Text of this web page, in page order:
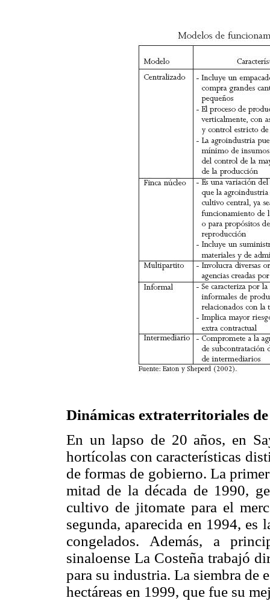
Dinámicas extraterritoriales
En un lapso de 20 años, en
hortícolas con características
de formas de gobierno. La
mitad de la década de 1990,
cultivo de jitomate para el
segunda, aparecida en 1994,
congelados. Además, a
sinaloense La Costeña trabajó
para su industria. La siembra de
hectáreas en 1999, que fue su